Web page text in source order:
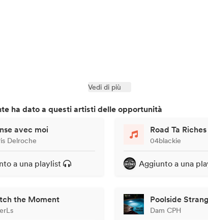
Vedi di più
ha dato a questi artisti delle opportunità
avec moi
Delroche
a una playlist
Road Ta Riches
04blackie
Aggiunto a una
the Moment Poolside
Dam CPH